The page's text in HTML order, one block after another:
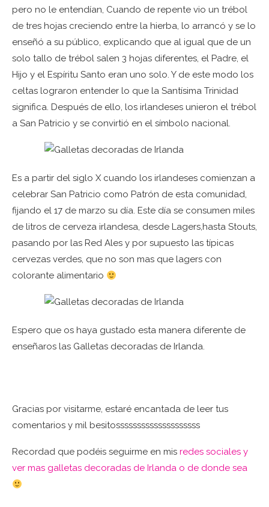
pero no le entendían, Cuando de repente vio un trébol
de tres hojas creciendo entre la hierba, lo arrancó y se lo
enseñó a su público, explicando que al igual que de un
solo tallo de trébol salen 3 hojas diferentes, el Padre, el
Hijo y el Espíritu Santo eran uno solo. Y de este modo los
celtas lograron entender lo que la Santísima Trinidad
significa. Después de ello, los irlandeses unieron el trébol
a San Patricio y se convirtió en el símbolo nacional.
Es a partir del siglo X cuando los irlandeses comienzan a
celebrar San Patricio como Patrón de esta comunidad,
fijando el 17 de marzo su día. Este día se consumen miles
de litros de cerveza irlandesa, desde Lagers,hasta Stouts,
pasando por las Red Ales y por supuesto las típicas
cervezas verdes, que no son mas que lagers con
colorante alimentario
Espero que os haya gustado esta manera diferente de
enseñaros las Galletas decoradas de Irlanda.
Gracias por visitarme, estaré encantada de leer tus
comentarios y mil besitossssssssssssssssssss
Recordad que podéis seguirme en mis redes sociales y
ver mas galletas decoradas de Irlanda o de donde sea